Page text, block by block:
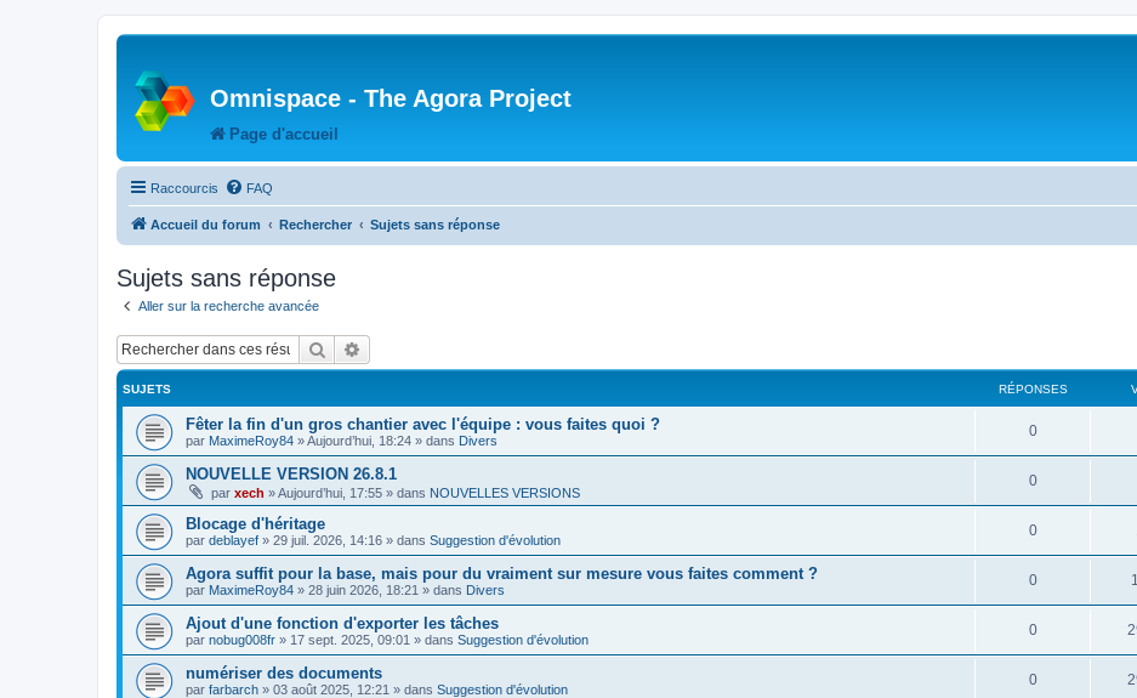
Omnispace - The Agora Project
Page d'accueil
Raccourcis FAQ
Accueil du forum Rechercher Sujets sans réponse
Sujets sans réponse
Aller sur la recherche avancée
Rechercher
SUJETS RÉPONSES
Fêter la fin d'un gros chantier avec l'équipe : vous faites quoi ?
par MaximeRoy84 »Aujourd’hui, 18:24 » dans Divers
0
NOUVELLE VERSION 26.8.1
par xech »Aujourd’hui, 17:55 » dans NOUVELLES VERSIONS
0
Blocage d'héritage
par deblayef » 29 juil. 2026, 14:16 » dans Suggestion d'évolution
0
Agora suffit pour la base, mais pour du vraiment sur mesure vous faites comment ?
par MaximeRoy84 » 28 juin 2026, 18:21 » dans Divers
0
Ajout d'une fonction d'exporter les tâches
par nobug008fr » 17 sept. 2025, 09:01 » dans Suggestion d'évolution
0
numériser des documents
par farbarch » 03 août 2025, 12:21 » dans Suggestion d'évolution
0